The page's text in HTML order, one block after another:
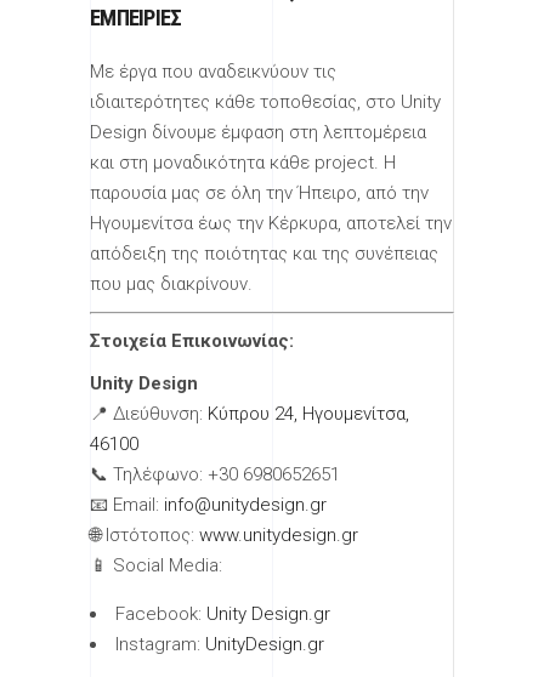
ΕΜΠΕΙΡΊΕΣ
Με έργα που αναδεικνύουν τις
ιδιαιτερότητες κάθε τοποθεσίας, στο Unity
Design δίνουμε έμφαση στη λεπτομέρεια
και στη μοναδικότητα κάθε project. Η
παρουσία μας σε όλη την Ήπειρο, από την
Ηγουμενίτσα έως την Κέρκυρα, αποτελεί την
απόδειξη της ποιότητας και της συνέπειας
που μας διακρίνουν.
Στοιχεία Επικοινωνίας:
Unity Design
📍 Διεύθυνση: Κύπρου 24, Ηγουμενίτσα,
46100
📞 Τηλέφωνο: +30 6980652651
📧 Email: info@unitydesign.gr
🌐 Ιστότοπος: www.unitydesign.gr
📱 Social Media:
Facebook: Unity Design.gr
Instagram: UnityDesign.gr